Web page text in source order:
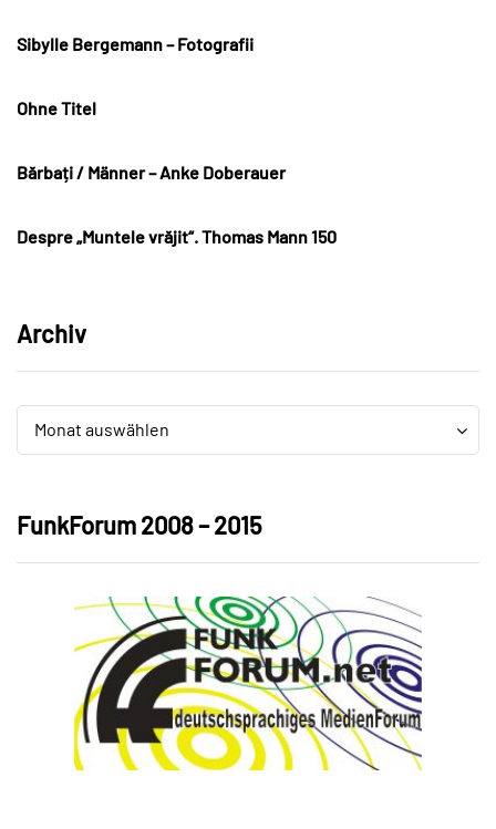
Sibylle Bergemann – Fotografii
Ohne Titel
Bărbați / Männer – Anke Doberauer
Despre „Muntele vrăjit“. Thomas Mann 150
Archiv
Archiv
Monat auswählen
Archiv
FunkForum 2008 – 2015